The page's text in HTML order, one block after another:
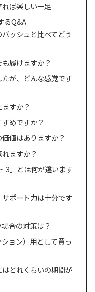
ば楽しい一足
るQ&A
ッシュと比べてどう
履けますか？
が、どんな感覚です
すか？
めですか？
値はありますか？
ますか？
3」とは何が違います
ポート力は十分です
合の対策は？
ョン）用として買っ
どれくらいの期間が